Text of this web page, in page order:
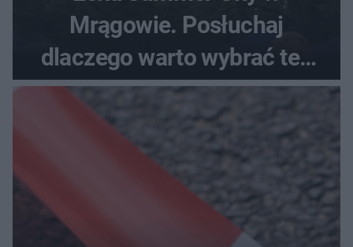
Mrągowie. Posłuchaj
dlaczego warto wybrać ten
kierunek na urlop!